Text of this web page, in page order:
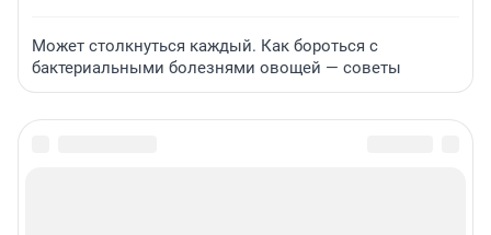
Может столкнуться каждый. Как бороться с
бактериальными болезнями овощей — советы